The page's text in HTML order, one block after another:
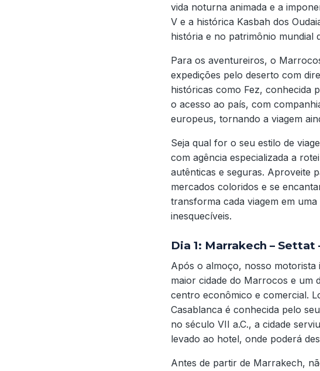
vida noturna animada e a
V e a histórica Kasbah dos
história e no patrimônio mundial
Para os aventureiros, o
expedições pelo deserto com
históricas como Fez, conhecida
o acesso ao país, com
europeus, tornando a viagem
Seja qual for o seu estilo de
com agência especializada a
autênticas e seguras. Aproveite
mercados coloridos e se
transforma cada viagem em
inesquecíveis.
Dia 1: Marrakech – Settat
Após o almoço, nosso motorista
maior cidade do Marrocos e um
centro econômico e comercial.
Casablanca é conhecida pelo
no século VII a.C., a cidade
levado ao hotel, onde poderá
Antes de partir de Marrakech,